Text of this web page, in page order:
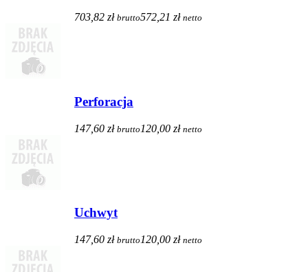
703,82 zł brutto572,21 zł netto
Perforacja
147,60 zł brutto 120,00 zł netto
Uchwyt
147,60 zł brutto 120,00 zł netto